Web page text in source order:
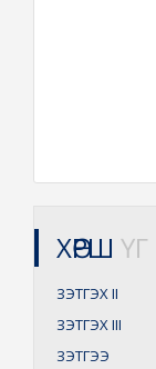
ХӨРШ ҮГ
ЗЭТГЭХII
ЗЭТГЭХIII
ЗЭТГЭЭ